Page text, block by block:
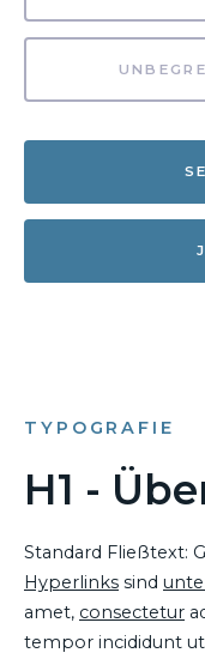
TYPOGRAFIE
H1 -
Standard Fließtext:
Hyperlinks sind
amet, consectetur
tempor incididunt